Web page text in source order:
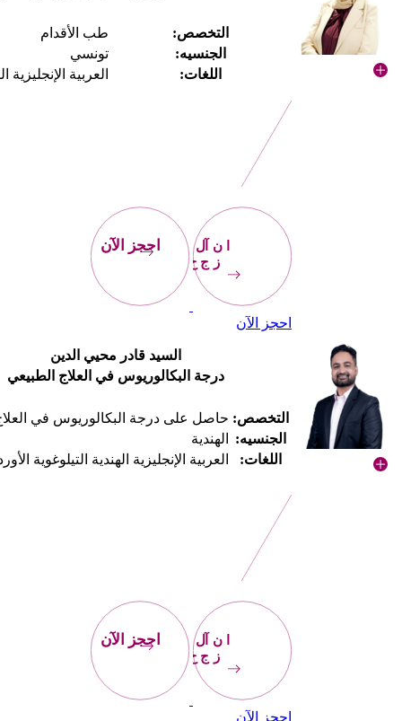
التخصص:
طب الأقدام
الجنسيه:
تونسي
اللغات:
العربية الإنجليزية
احجز
الآن احجز الآن
احجز الآن
السيد قادر محيي الدين
درجة البكالوريوس في العلاج الطبيعي
التخصص: حاصل على درجة البكالوريوس في
الجنسيه:
الهندية
اللغات:
العربية الإنجليزية الهندية التيلوغوية
احجز
الآن احجز الآن
احجز الآن